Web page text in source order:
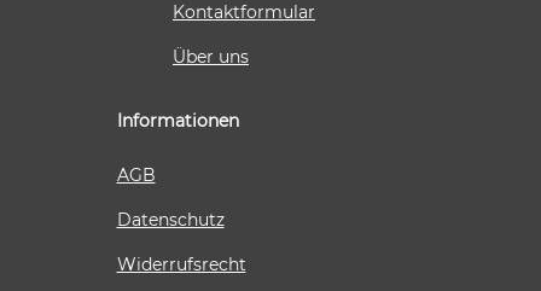
Kontaktformular
Über uns
Informationen
AGB
Datenschutz
Widerrufsrecht